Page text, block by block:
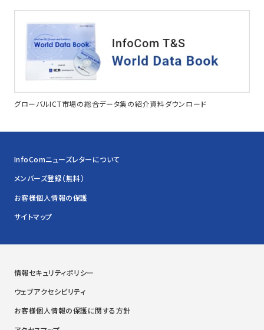
グローバルICT市場の総合データ集の紹介資料ダウンロード
InfoComニューズレターについて
メンバーズ登録（無料）
お客様個人情報の保護
サイトマップ
情報セキュリティポリシー
ウェブアクセシビリティ
お客様個人情報の保護に関する方針